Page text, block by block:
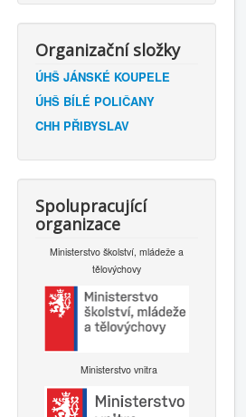
Organizační složky
ÚHŠ JÁNSKÉ KOUPELE
ÚHŠ BÍLÉ POLIČANY
CHH PŘIBYSLAV
Spolupracující
organizace
Ministerstvo školství, mládeže a
tělovýchovy
Ministerstvo vnitra